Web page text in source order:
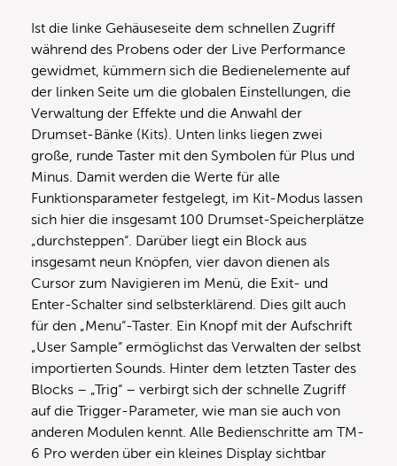
Ist die linke Gehäuseseite dem schnellen Zugriff
während des Probens oder der Live Performance
gewidmet, kümmern sich die Bedienelemente auf
der linken Seite um die globalen Einstellungen, die
Verwaltung der Effekte und die Anwahl der
Drumset-Bänke (Kits). Unten links liegen zwei
große, runde Taster mit den Symbolen für Plus und
Minus. Damit werden die Werte für alle
Funktionsparameter festgelegt, im Kit-Modus lassen
sich hier die insgesamt 100 Drumset-Speicherplätze
„durchsteppen“. Darüber liegt ein Block aus
insgesamt neun Knöpfen, vier davon dienen als
Cursor zum Navigieren im Menü, die Exit- und
Enter-Schalter sind selbsterklärend. Dies gilt auch
für den „Menu“-Taster. Ein Knopf mit der Aufschrift
„User Sample“ ermöglichst das Verwalten der selbst
importierten Sounds. Hinter dem letzten Taster des
Blocks – „Trig“ – verbirgt sich der schnelle Zugriff
auf die Trigger-Parameter, wie man sie auch von
anderen Modulen kennt. Alle Bedienschritte am TM-
6 Pro werden über ein kleines Display sichtbar